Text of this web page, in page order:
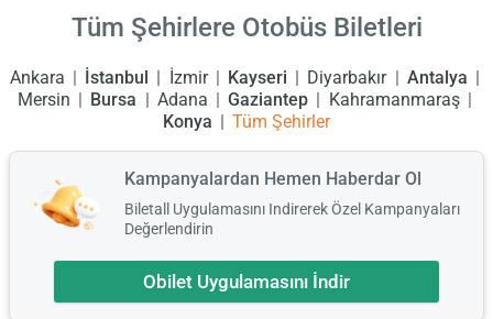
Tüm Şehirlere Otobüs Biletleri
Ankara İstanbul İzmir Kayseri Diyarbakır
Antalya
Mersin
Bursa Adana Gaziantep
Kahramanmaraş
Konya
Tüm Şehirler
Kampanyalardan Hemen Haberdar Ol
Biletall Uygulamasını Indirerek Özel Kampanyaları
Değerlendirin
Obilet Uygulamasını İndir